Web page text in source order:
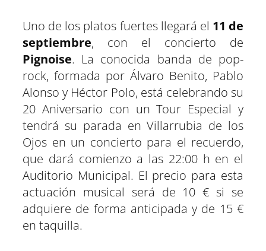
Uno de los platos fuertes llegará el 11 de
septiembre, con el concierto de
Pignoise. La conocida banda de pop-
rock, formada por Álvaro Benito, Pablo
Alonso y Héctor Polo, está celebrando su
20 Aniversario con un Tour Especial y
tendrá su parada en Villarrubia de los
Ojos en un concierto para el recuerdo,
que dará comienzo a las 22:00 h en el
Auditorio Municipal. El precio para esta
actuación musical será de 10 € si se
adquiere de forma anticipada y de 15 €
en taquilla.